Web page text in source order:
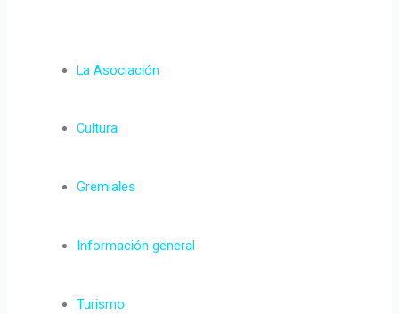
La Asociación
Cultura
Gremiales
Información general
Turismo